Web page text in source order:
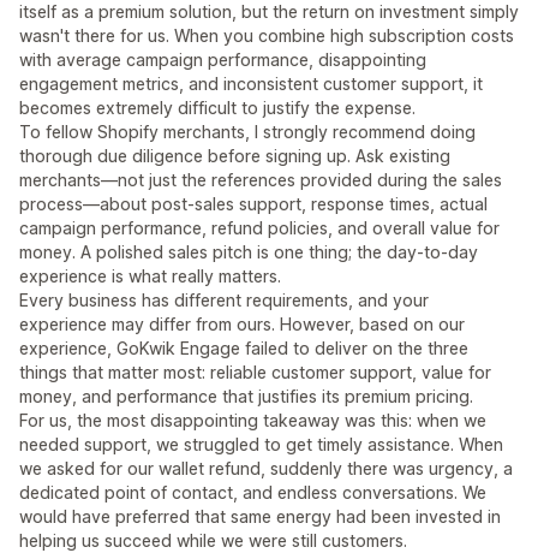
itself as a premium solution, but the return on investment simply
wasn't there for us. When you combine high subscription costs
with average campaign performance, disappointing
engagement metrics, and inconsistent customer support, it
becomes extremely difficult to justify the expense.
To fellow Shopify merchants, I strongly recommend doing
thorough due diligence before signing up. Ask existing
merchants—not just the references provided during the sales
process—about post-sales support, response times, actual
campaign performance, refund policies, and overall value for
money. A polished sales pitch is one thing; the day-to-day
experience is what really matters.
Every business has different requirements, and your
experience may differ from ours. However, based on our
experience, GoKwik Engage failed to deliver on the three
things that matter most: reliable customer support, value for
money, and performance that justifies its premium pricing.
For us, the most disappointing takeaway was this: when we
needed support, we struggled to get timely assistance. When
we asked for our wallet refund, suddenly there was urgency, a
dedicated point of contact, and endless conversations. We
would have preferred that same energy had been invested in
helping us succeed while we were still customers.